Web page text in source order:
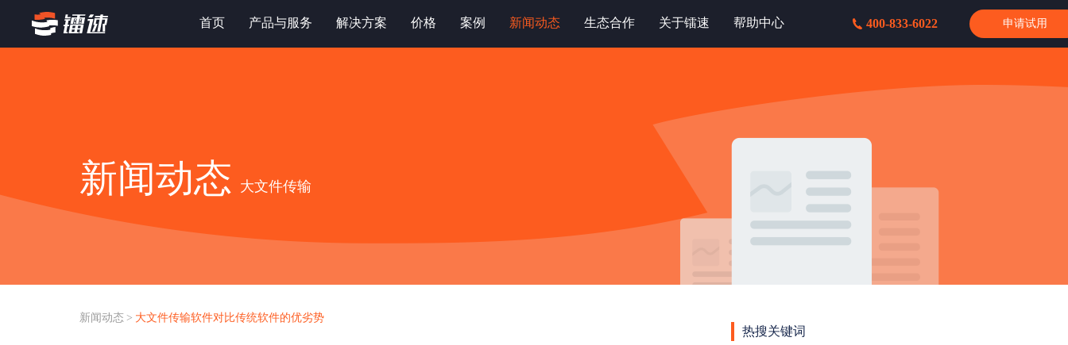
首页 产品与服务 解决方案 价格 案例 新闻动态 生态合作 关于镭速 帮助中心 400-833-6022 申请试用
新闻动态 大文件传输
新闻动态 > 大文件传输软件对比传统软件的优劣势
热搜关键词